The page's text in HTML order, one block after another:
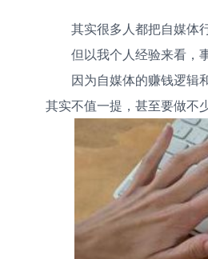
其实很多人都把自媒体
但以我个人经验来看，
因为自媒体的赚钱逻辑
其实不值一提，甚至要做不